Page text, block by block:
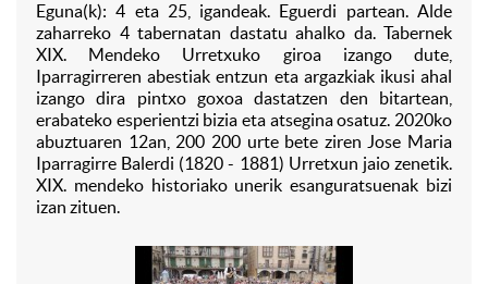
Eguna(k): 4 eta 25, igandeak. Eguerdi partean. Alde
zaharreko 4 tabernatan dastatu ahalko da. Tabernek
XIX. Mendeko Urretxuko giroa izango dute,
Iparragirreren abestiak entzun eta argazkiak ikusi ahal
izango dira pintxo goxoa dastatzen den bitartean,
erabateko esperientzi bizia eta atsegina osatuz. 2020ko
abuztuaren 12an, 200 200 urte bete ziren Jose Maria
Iparragirre Balerdi (1820 - 1881) Urretxun jaio zenetik.
XIX. mendeko historiako unerik esanguratsuenak bizi
izan zituen.